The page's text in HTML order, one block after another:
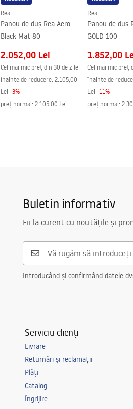
mm
24 luni
Rea
Panou de duș Rea Aero
Black Mat 80
2.052,00 Lei
Cel mai mic preț din 30 de zile
înainte de reducere: 2.105,00
Lei -3%
preț normal: 2.105,00 Lei
Rea
Panou de dus
GOLD 100
1.852,00
Cel mai mic preț
înainte de
Lei -11%
preț normal:
Buletin informativ
Fii la curent cu noutățile și
Introducând și confirmând datele
Serviciu clienți
Livrare
Returnări și reclamații
Plăți
Catalog
Îngrijire